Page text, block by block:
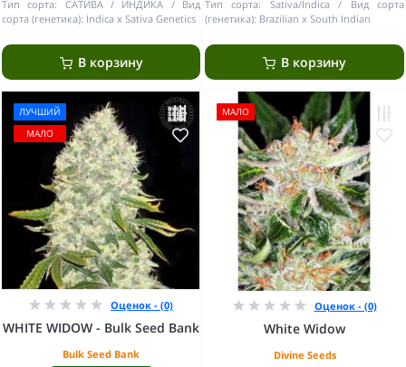
Тип сорта: САТИВА / ИНДИКА
Вид
сорта (генетика): Indica x Sativa Genetics
В корзину
Тип сорта: Sativa/Indica
Вид сорта
(генетика): Brazilian x South Indian
В корзину
ЛУЧШИЙ
МАЛО
Оценок - (0)
WHITE WIDOW - Bulk Seed Bank
Bulk Seed Bank
МАЛО
Оценок - (0)
White Widow
Divine Seeds